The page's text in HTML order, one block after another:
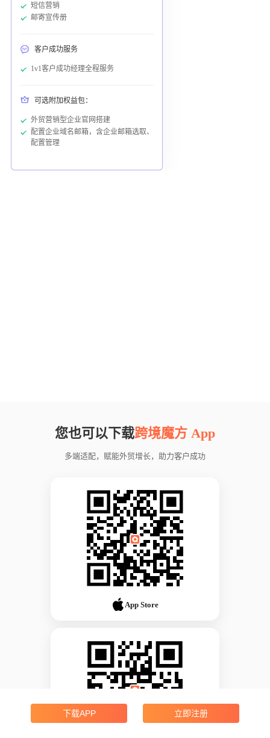
短信营销
邮寄宣传册
客户成功服务
1v1客户成功经理全程服务
可选附加权益包：
外贸营销型企业官网搭建
配置企业域名邮箱，含企业邮箱选取、
配置管理
您也可以下载跨境魔方 App
多端适配，赋能外贸增长，助力客户成功
App Store
下载APP 立即注册